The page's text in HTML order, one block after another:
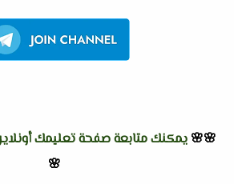
🌸🌸 يمكنك متابعة صفحة تعليمك
🌸